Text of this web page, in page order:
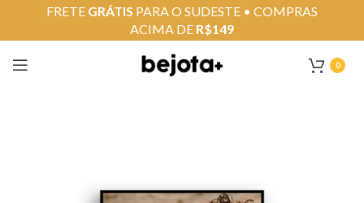
0
FRETE GRÁTIS PARA O SUDESTE • COMPRAS
ACIMA DE R$149